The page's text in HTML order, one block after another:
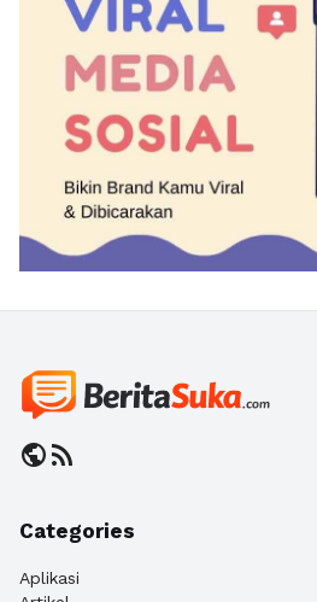
publicrss_feed
Categories
Aplikasi